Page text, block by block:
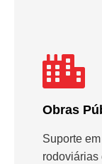
Obras
Suporte
rodoviárias